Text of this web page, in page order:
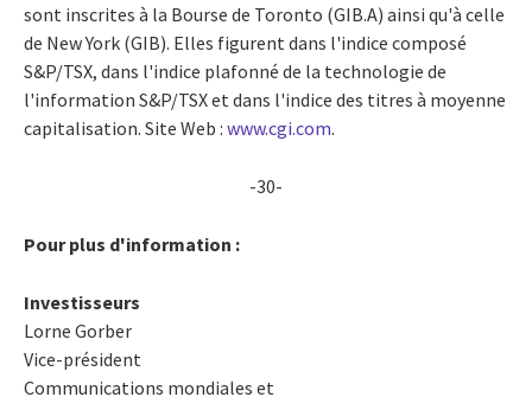
sont inscrites à la Bourse de Toronto (GIB.A) ainsi qu'à celle
de New York (GIB). Elles figurent dans l'indice composé
S&P/TSX, dans l'indice plafonné de la technologie de
l'information S&P/TSX et dans l'indice des titres à moyenne
capitalisation. Site Web : www.cgi.com.
-30-
Pour plus d'information :
Investisseurs
Lorne Gorber
Vice-président
Communications mondiales et